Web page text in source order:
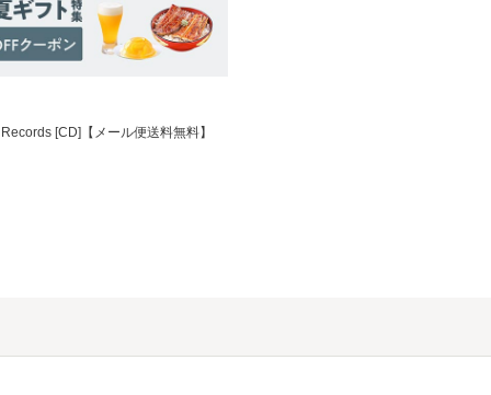
[CD]【メール便送料無料】